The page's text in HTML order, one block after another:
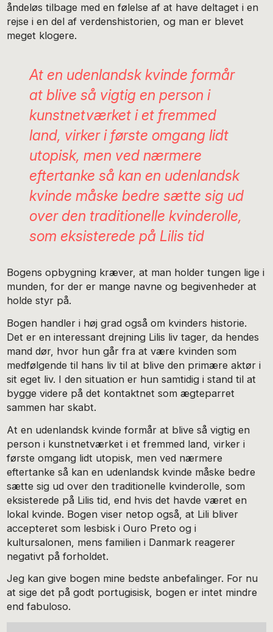
åndeløs tilbage med en følelse af at have deltaget i en
rejse i en del af verdenshistorien, og man er blevet
meget klogere.
At en udenlandsk kvinde formår
at blive så vigtig en person i
kunstnetværket i et fremmed
land, virker i første omgang lidt
utopisk, men ved nærmere
eftertanke så kan en udenlandsk
kvinde måske bedre sætte sig ud
over den traditionelle kvinderolle,
som eksisterede på Lilis tid
Bogens opbygning kræver, at man holder tungen lige i
munden, for der er mange navne og begivenheder at
holde styr på.
Bogen handler i høj grad også om kvinders historie.
Det er en interessant drejning Lilis liv tager, da hendes
mand dør, hvor hun går fra at være kvinden som
medfølgende til hans liv til at blive den primære aktør i
sit eget liv. I den situation er hun samtidig i stand til at
bygge videre på det kontaktnet som ægteparret
sammen har skabt.
At en udenlandsk kvinde formår at blive så vigtig en
person i kunstnetværket i et fremmed land, virker i
første omgang lidt utopisk, men ved nærmere
eftertanke så kan en udenlandsk kvinde måske bedre
sætte sig ud over den traditionelle kvinderolle, som
eksisterede på Lilis tid, end hvis det havde været en
lokal kvinde. Bogen viser netop også, at Lili bliver
accepteret som lesbisk i Ouro Preto og i
kultursalonen, mens familien i Danmark reagerer
negativt på forholdet.
Jeg kan give bogen mine bedste anbefalinger. For nu
at sige det på godt portugisisk, bogen er intet mindre
end fabuloso.